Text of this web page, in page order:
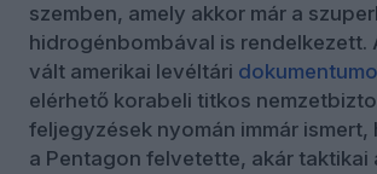
szemben, amely akkor már a
hidrogénbombával is rendelkezett.
vált amerikai levéltári
elérhető korabeli titkos
feljegyzések nyomán immár ismert,
a Pentagon felvetette, akár